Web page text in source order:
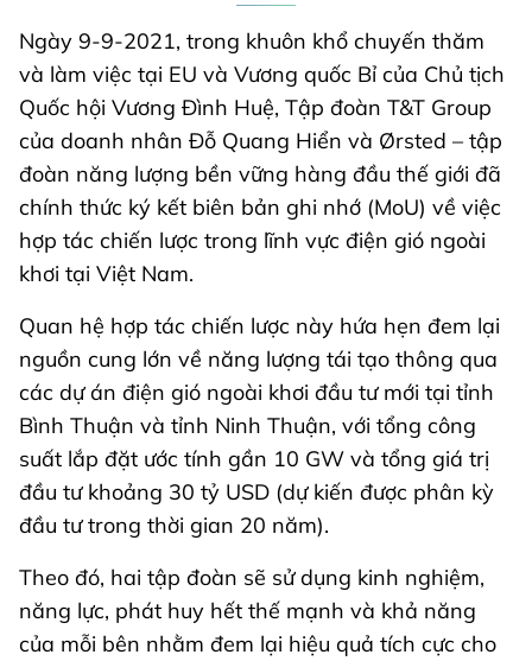
Ngày 9-9-2021, trong khuôn khổ chuyến thăm
và làm việc tại EU và Vương quốc Bỉ của Chủ tịch
Quốc hội Vương Đình Huệ, Tập đoàn T&T Group
của doanh nhân Đỗ Quang Hiển và Ørsted – tập
đoàn năng lượng bền vững hàng đầu thế giới đã
chính thức ký kết biên bản ghi nhớ (MoU) về việc
hợp tác chiến lược trong lĩnh vực điện gió ngoài
khơi tại Việt Nam.
Quan hệ hợp tác chiến lược này hứa hẹn đem lại
nguồn cung lớn về năng lượng tái tạo thông qua
các dự án điện gió ngoài khơi đầu tư mới tại tỉnh
Bình Thuận và tỉnh Ninh Thuận, với tổng công
suất lắp đặt ước tính gần 10 GW và tổng giá trị
đầu tư khoảng 30 tỷ USD (dự kiến được phân kỳ
đầu tư trong thời gian 20 năm).
Theo đó, hai tập đoàn sẽ sử dụng kinh nghiệm,
năng lực, phát huy hết thế mạnh và khả năng
của mỗi bên nhằm đem lại hiệu quả tích cực cho